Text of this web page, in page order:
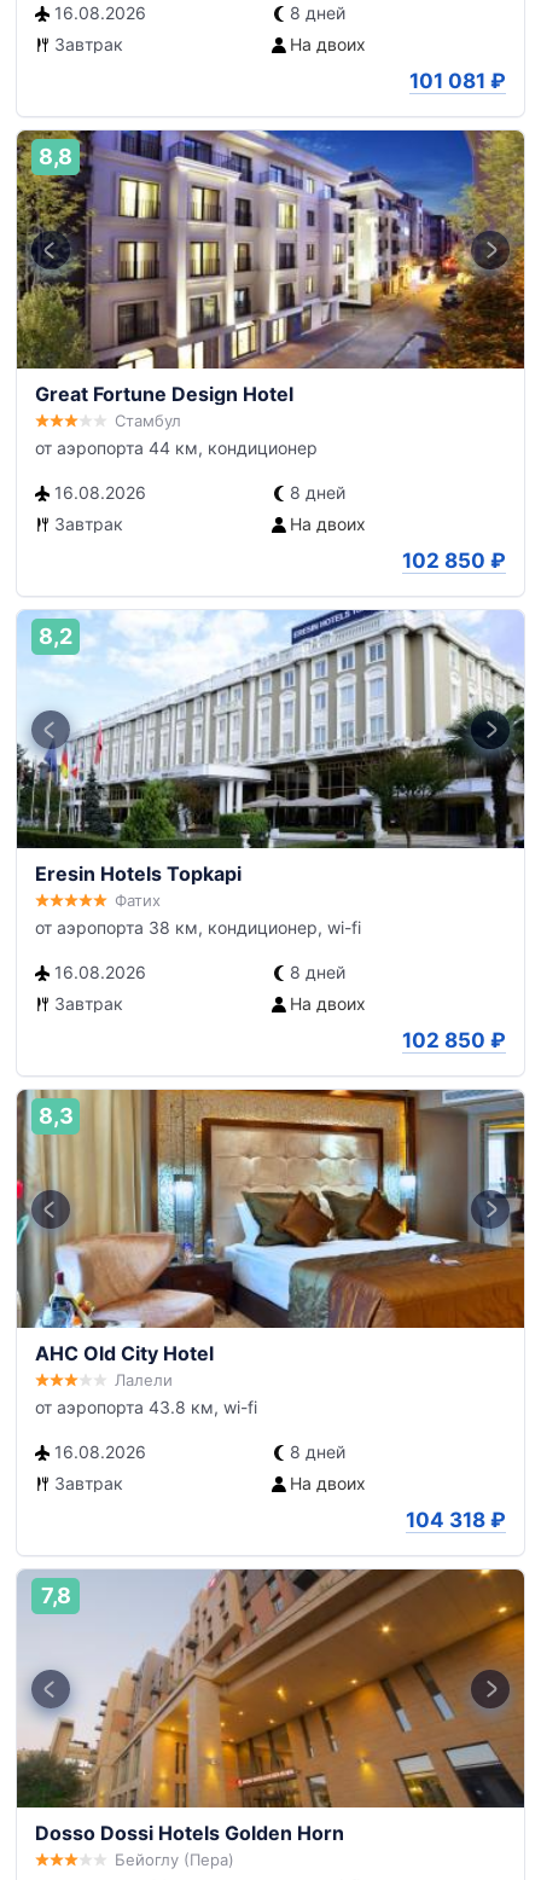
16.08.2026
8 дней
Завтрак
На двоих
101 081 ₽
8,8
Great Fortune Design Hotel
Стамбул
от аэропорта 44 км, кондиционер
16.08.2026
8 дней
Завтрак
На двоих
102 850 ₽
8,2
Eresin Hotels Topkapi
Фатих
от аэропорта 38 км, кондиционер, wi-fi
16.08.2026
8 дней
Завтрак
На двоих
102 850 ₽
8,3
AHC Old City Hotel
Лалели
от аэропорта 43.8 км, wi-fi
16.08.2026
8 дней
Завтрак
На двоих
104 318 ₽
7,8
Dosso Dossi Hotels Golden Horn
Бейоглу (Пера)